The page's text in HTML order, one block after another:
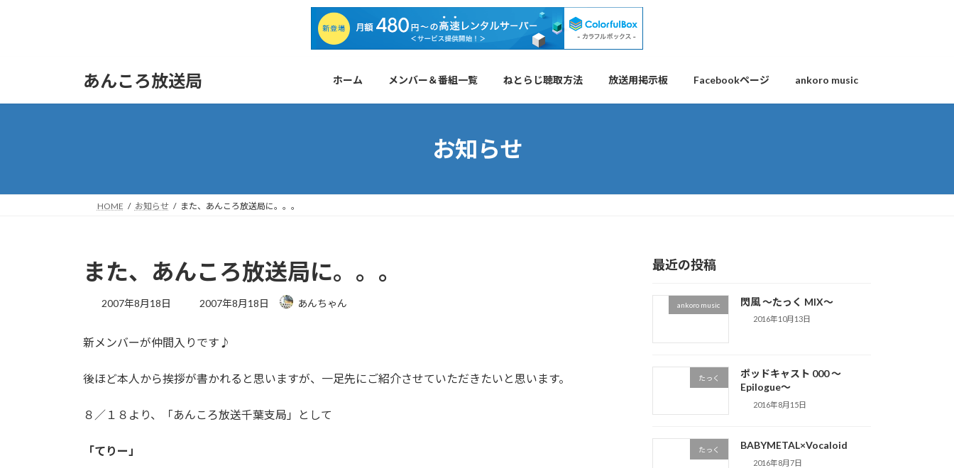
あんころ放送局 ホーム メンバー＆番組一覧 ねとらじ聴取方法 放送用掲示板 Facebookページ ankoro music
お知らせ
HOME お知らせ また、あんころ放送局に。。。
また、あんころ放送局に。。。
2007年8月18日
最
新
時
:
2007年8月18日 あんちゃん
新メンバーが仲間入りです♪
後ほど本人から挨拶が書かれると思いますが、一足先にご紹介させていただきたいと思います。
８／１８より、「あんころ放送千葉支局」として
「てりー」
最近の投稿
ankoro music 閃風 ～たっく MIX～
2016年10月13日
たっく
ポッドキャスト 000 ～
Epilogue～
2016年8月15日
たっく BABYMETAL×Vocaloid
2016年8月7日